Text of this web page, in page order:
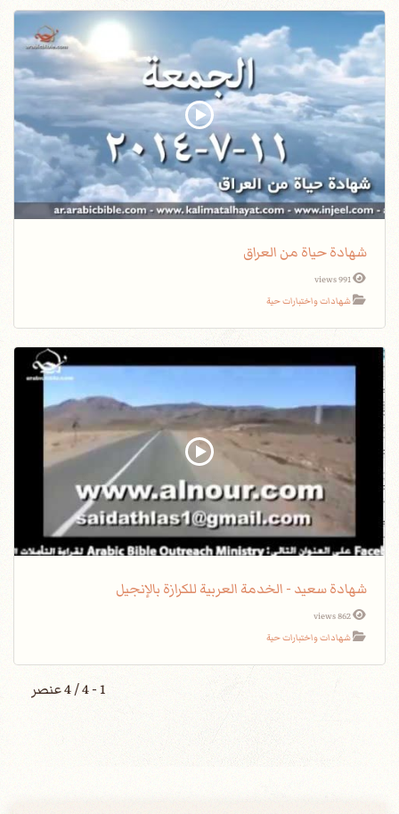
شهادة حياة من العراق
991 views
شهادات واختبارات حية
شهادة سعيد - الخدمة العربية للكرازة بالإنجيل
862 views
شهادات واختبارات حية
1 - 4 / 4 عنصر